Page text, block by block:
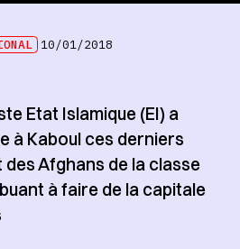
10/01/2018
Etat Islamique (EI) a
à Kaboul ces derniers
Afghans de la classe
à faire de la capitale